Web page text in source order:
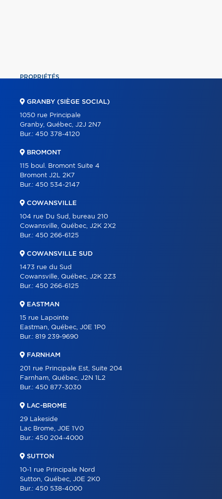
PROPRIÉTÉS
À PROPOS
PARTENAIRES
CONTACT
GRANBY (SIÈGE SOCIAL)
1050 rue Principale
Granby, Québec, J2J 2N7
Bur.: 450 378-4120
BROMONT
115 boul. Bromont Suite 4
Bromont J2L 2K7
Bur.: 450 534-2147
COWANSVILLE
104 rue Du Sud, bureau 210
Cowansville, Québec, J2K 2X2
Bur.: 450 266-6125
COWANSVILLE SUD
1473 rue du Sud
Cowansville, Québec, J2K 2Z3
Bur.: 450 266-6125
EASTMAN
15 rue Lapointe
Eastman, Québec, J0E 1P0
Bur.: 819 239-9690
FARNHAM
201 rue Principale Est, Suite 204
Farnham, Québec, J2N 1L2
Bur.: 450 877-3030
LAC-BROME
29 Lakeside
Lac Brome, J0E 1V0
Bur.: 450 204-4000
SUTTON
10-1 rue Principale Nord
Sutton, Québec, J0E 2K0
Bur.: 450 538-4000